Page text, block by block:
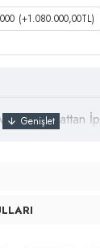
(+1.080.000,00TL)
202 - Rattan İp